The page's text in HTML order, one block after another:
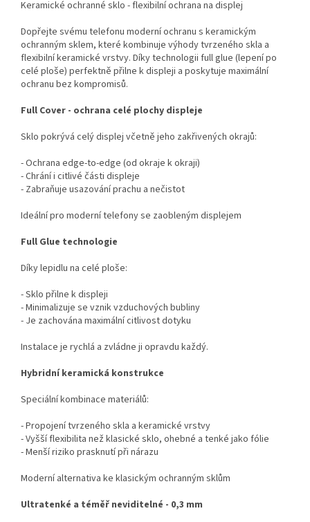
Keramické ochranné sklo - flexibilní ochrana na displej
Dopřejte svému telefonu moderní ochranu s keramickým
ochranným sklem, které kombinuje výhody tvrzeného skla a
flexibilní keramické vrstvy. Díky technologii full glue (lepení po
celé ploše) perfektně přilne k displeji a poskytuje maximální
ochranu bez kompromisů.
Full Cover - ochrana celé plochy displeje
Sklo pokrývá celý displej včetně jeho zakřivených okrajů:
- Ochrana edge-to-edge (od okraje k okraji)
- Chrání i citlivé části displeje
- Zabraňuje usazování prachu a nečistot
Ideální pro moderní telefony se zaobleným displejem
Full Glue technologie
Díky lepidlu na celé ploše:
- Sklo přilne k displeji
- Minimalizuje se vznik vzduchových bubliny
- Je zachována maximální citlivost dotyku
Instalace je rychlá a zvládne ji opravdu každý.
Hybridní keramická konstrukce
Speciální kombinace materiálů:
- Propojení tvrzeného skla a keramické vrstvy
- Vyšší flexibilita než klasické sklo, ohebné a tenké jako fólie
- Menší riziko prasknutí při nárazu
Moderní alternativa ke klasickým ochranným sklům
Ultratenké a téměř neviditelné - 0,3 mm